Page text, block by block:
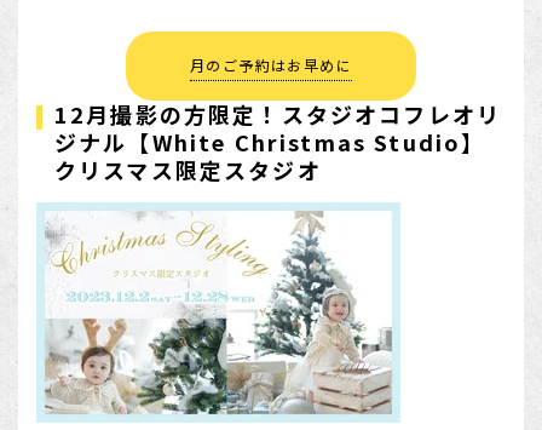
月のご予約はお早めに
12月撮影の方限定！スタジオコフレオリ
ジナル【White Christmas Studio】
クリスマス限定スタジオ